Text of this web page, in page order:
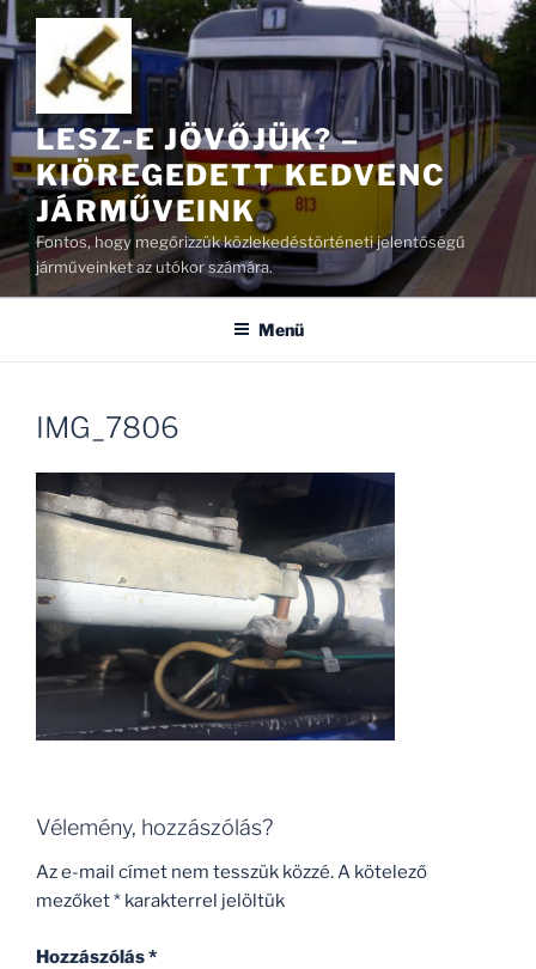
Tartalomhoz
LESZ-E JÖVŐJÜK? –
KIÖREGEDETT KEDVENC
JÁRMŰVEINK
Fontos, hogy megőrizzük közlekedéstörténeti jelentőségű
járműveinket az utókor számára.
Menü
IMG_7806
Vélemény, hozzászólás?
Az e-mail címet nem tesszük közzé.A kötelező
mezőket* karakterrel jelöltük
Hozzászólás*